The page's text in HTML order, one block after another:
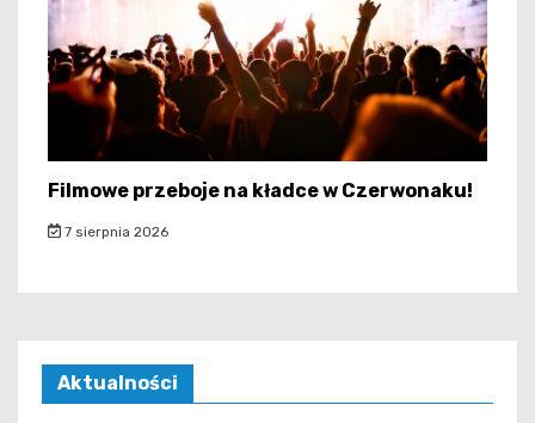
Filmowe przeboje na kładce w Czerwonaku!
7 sierpnia 2026
Aktualności